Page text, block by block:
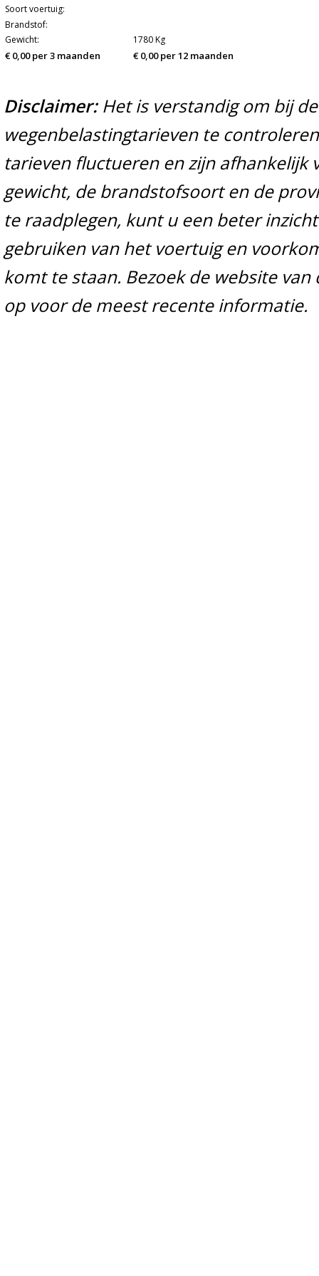
Soort voertuig:
Brandstof:
Gewicht:
1780 Kg
€ 0,00 per 3 maanden € 0,00 per 12 maanden
Disclaimer:Het is verstandig om bij
wegenbelastingtarieven te
tarieven fluctueren en zijn afhankelijk
gewicht, de brandstofsoort en de
te raadplegen, kunt u een beter
gebruiken van het voertuig en
komt te staan. Bezoek de website
op voor de meest recente informatie.